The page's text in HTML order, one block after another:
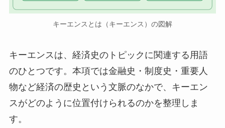
キーエンスとは（キーエンス）の図解
キーエンスは、経済史のトピックに関連する用語
のひとつです。本項では金融史・制度史・重要人
物など経済の歴史という文脈のなかで、キーエン
スがどのように位置付けられるのかを整理しま
す。